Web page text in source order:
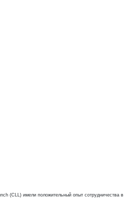
(CLL) имели положительный опыт сотрудничества в